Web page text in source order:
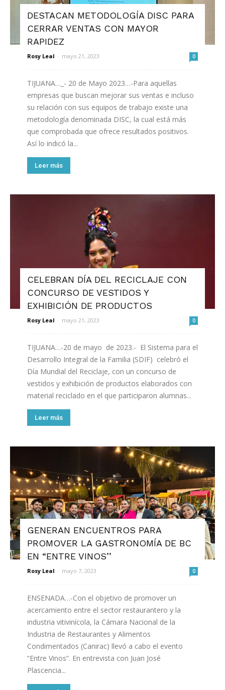
DESTACAN METODOLOGÍA DISC PARA
CERRAR VENTAS CON MAYOR
RAPIDEZ
Rosy Leal - mayo 21, 2023 0
TIJUANA…_- 20 de Mayo 2023…-Para aquellas
empresas que buscan mejorar sus ventas e incluso
su relación con sus equipos de trabajo existe una
metodología denominada DISC, la cual está más
que comprobada que ofrece resultados positivos.
Así lo indicó la...
Leer más
CELEBRAN DÍA DEL RECICLAJE CON
CONCURSO DE VESTIDOS Y
EXHIBICIÓN DE PRODUCTOS
Rosy Leal - mayo 21, 2023 0
TIJUANA…-20 de mayo de 2023.- El Sistema para el
Desarrollo Integral de la Familia (SDIF) celebró el
Día Mundial del Reciclaje, con un concurso de
vestidos y exhibición de productos elaborados con
material reciclado en el que participaron alumnas...
Leer más
GENERAN ENCUENTROS PARA
PROMOVER LA GASTRONOMÍA DE BC
EN “ENTRE VINOS’’
Rosy Leal - mayo 7, 2023 0
ENSENADA…-Con el objetivo de promover un
acercamiento entre el sector restaurantero y la
industria vitivinícola, la Cámara Nacional de la
Industria de Restaurantes y Alimentos
Condimentados (Canirac) llevó a cabo el evento
“Entre Vinos”. En entrevista con Juan José
Plascencia...